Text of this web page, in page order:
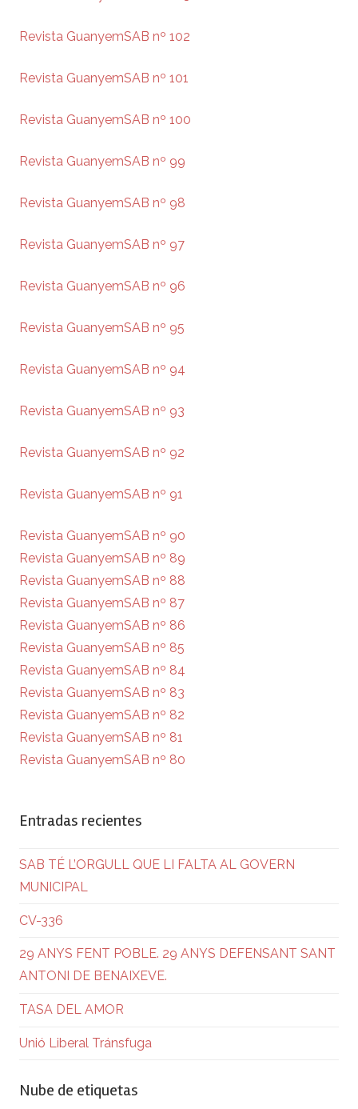
Revista GuanyemSAB nº 102
Revista GuanyemSAB nº 101
Revista GuanyemSAB nº 100
Revista GuanyemSAB nº 99
Revista GuanyemSAB nº 98
Revista GuanyemSAB nº 97
Revista GuanyemSAB nº 96
Revista GuanyemSAB nº 95
Revista GuanyemSAB nº 94
Revista GuanyemSAB nº 93
Revista GuanyemSAB nº 92
Revista GuanyemSAB nº 91
Revista GuanyemSAB nº 90
Revista GuanyemSAB nº 89
Revista GuanyemSAB nº 88
Revista GuanyemSAB nº 87
Revista GuanyemSAB nº 86
Revista GuanyemSAB nº 85
Revista GuanyemSAB nº 84
Revista GuanyemSAB nº 83
Revista GuanyemSAB nº 82
Revista GuanyemSAB nº 81
Revista GuanyemSAB nº 80
Entradas recientes
SAB TÉ L’ORGULL QUE LI FALTA AL GOVERN
MUNICIPAL
CV-336
29 ANYS FENT POBLE. 29 ANYS DEFENSANT SANT
ANTONI DE BENAIXEVE.
TASA DEL AMOR
Unió Liberal Tránsfuga
Nube de etiquetas